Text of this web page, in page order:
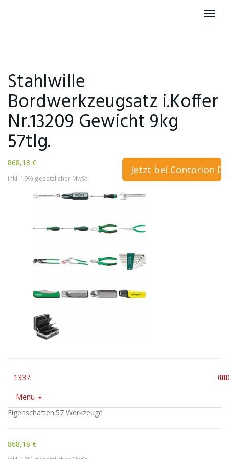
Stahlwille
Bordwerkzeugsatz i.Koffer
Nr.13209 Gewicht 9kg
57tlg.
868,18 €
inkl. 19% gesetzlicher MwSt.
Jetzt bei Contorion
1337 0000
Menu
Eigenschaften:57 Werkzeuge
868,18 €